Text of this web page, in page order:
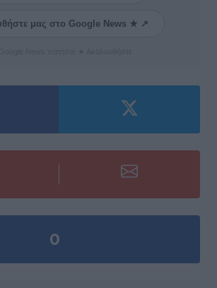
μας στο Google News ★ ↗
0